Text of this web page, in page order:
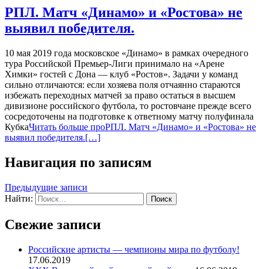
РПЛ. Матч «Динамо» и «Ростова» не
выявил победителя.
10 мая 2019 года московское «Динамо» в рамках очередного
тура Российской Премьер-Лиги принимало на «Арене
Химки» гостей с Дона — клуб «Ростов». Задачи у команд
сильно отличаются: если хозяева поля отчаянно стараются
избежать переходных матчей за право остаться в высшем
дивизионе российского футбола, то ростовчане прежде всего
сосредоточены на подготовке к ответному матчу полуфинала
КубкаЧитать больше проРПЛ. Матч «Динамо» и «Ростова» не
выявил победителя.[…]
Навигация по записям
Предыдущие записи
Найти:
Свежие записи
Российские артисты — чемпионы мира по футболу!
17.06.2019